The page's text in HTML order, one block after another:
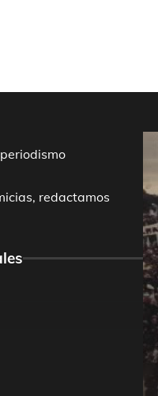
redactamos